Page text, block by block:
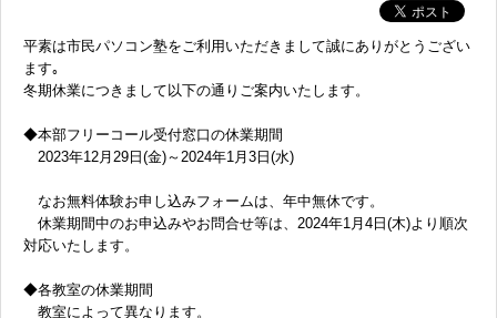
受講までの流れ
よくある質問
平素は市民パソコン塾をご利用いただきまして誠にありがとうござい
ます｡
冬期休業につきまして以下の通りご案内いたします。
◆本部フリーコール受付窓口の休業期間
2023年12月29日(金)～2024年1月3日(水)
なお無料体験お申し込みフォームは、年中無休です。
休業期間中のお申込みやお問合せ等は、2024年1月4日(木)より順次
対応いたします。
◆各教室の休業期間
教室によって異なります。